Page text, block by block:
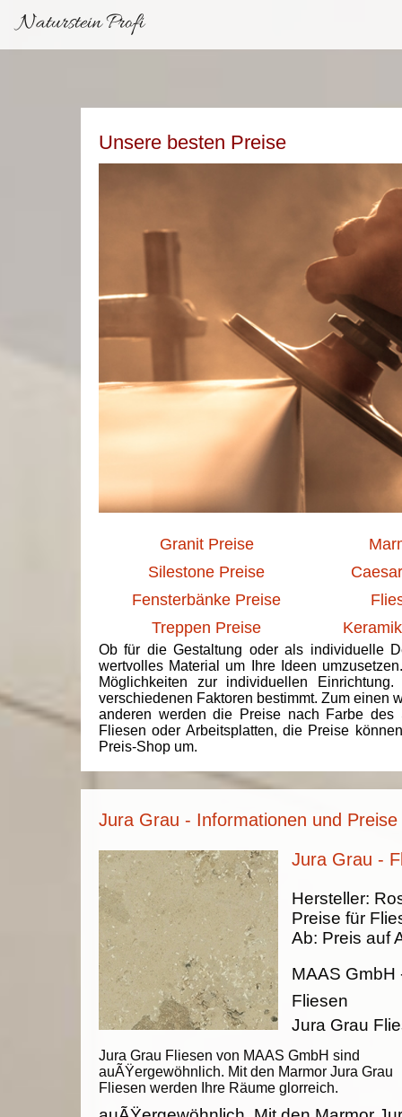
Naturstein Profi
Unsere besten Preise
Granit Preise
Silestone Preise
Fensterbänke Preise
Treppen Preise
Ob für die Gestaltung oder als individuelle
wertvolles Material um Ihre Ideen
Möglichkeiten zur individuellen
verschiedenen Faktoren bestimmt. Zum einen
anderen werden die Preise nach Farbe des
Fliesen oder Arbeitsplatten, die Preise
Preis-Shop um.
Jura Grau - Informationen und Preise
Jura Grau -
Jura Grau Fliesen von MAAS GmbH sind
auÃŸergewöhnlich. Mit den Marmor Jura Grau
Fliesen werden Ihre Räume glorreich.
Hersteller:
Preise für
Ab: Preis auf
MAAS GmbH
Fliesen
Jura Grau